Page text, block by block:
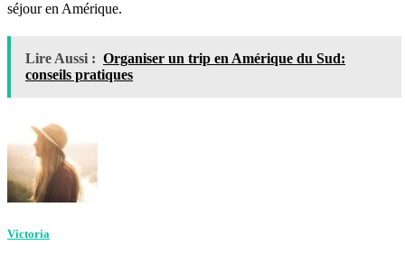
séjour en Amérique.
Lire Aussi : Organiser un trip en Amérique du Sud:
conseils pratiques
Victoria